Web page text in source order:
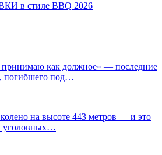
в стиле BBQ 2026
принимаю как должное» — последние
погибшего под…
на высоте 443 метров — и это
уголовных…